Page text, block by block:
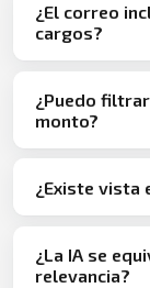
¿El correo
cargos?
¿Puedo
monto?
¿Existe vista
¿La IA se
relevancia?